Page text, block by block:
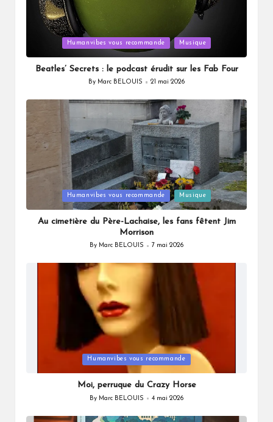
in
Humanvibes vous recommande Musique
Beatles’ Secrets : le podcast érudit sur les Fab Four
Posted
By Marc BELOUIS 21 mai 2026
in
Humanvibes vous recommande Musique
Au cimetière du Père-Lachaise, les fans fêtent Jim
Morrison
Posted
By Marc BELOUIS 7 mai 2026
in
Humanvibes vous recommande
Moi, perruque du Crazy Horse
Posted
By Marc BELOUIS 4 mai 2026